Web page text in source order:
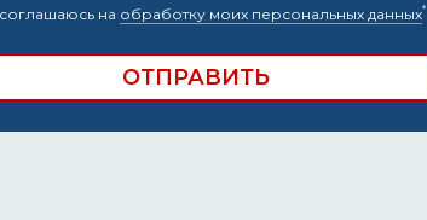
на обработку моих персональных данных*